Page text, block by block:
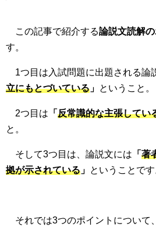
この記事で紹介する論説文読解
す。
1つ目は入試問題に出題される論
立にもとづいている 」 ということ。
2つ目は 「 反常識的な主張してい
と。
そして3つ目は、論説文には 「 著
拠が示されている 」 ということです
それでは3つのポイントについて